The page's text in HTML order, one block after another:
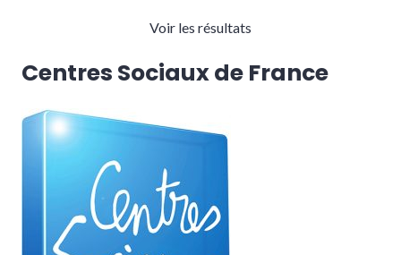
Voir les résultats
Centres Sociaux de France